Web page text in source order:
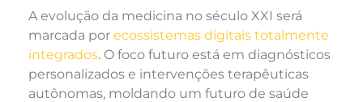
A evolução da medicina no século XXI será
marcada por ecossistemas digitais totalmente
integrados. O foco futuro está em diagnósticos
personalizados e intervenções terapêuticas
autônomas, moldando um futuro de saúde